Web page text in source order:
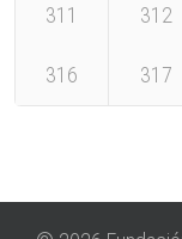
Inicio
311 312
316 317